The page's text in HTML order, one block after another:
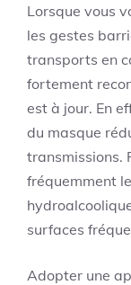
Lorsque vous
les gestes
transports en
fortement
est à jour. En
du masque
transmissions.
fréquemment
surfaces
Adopter une